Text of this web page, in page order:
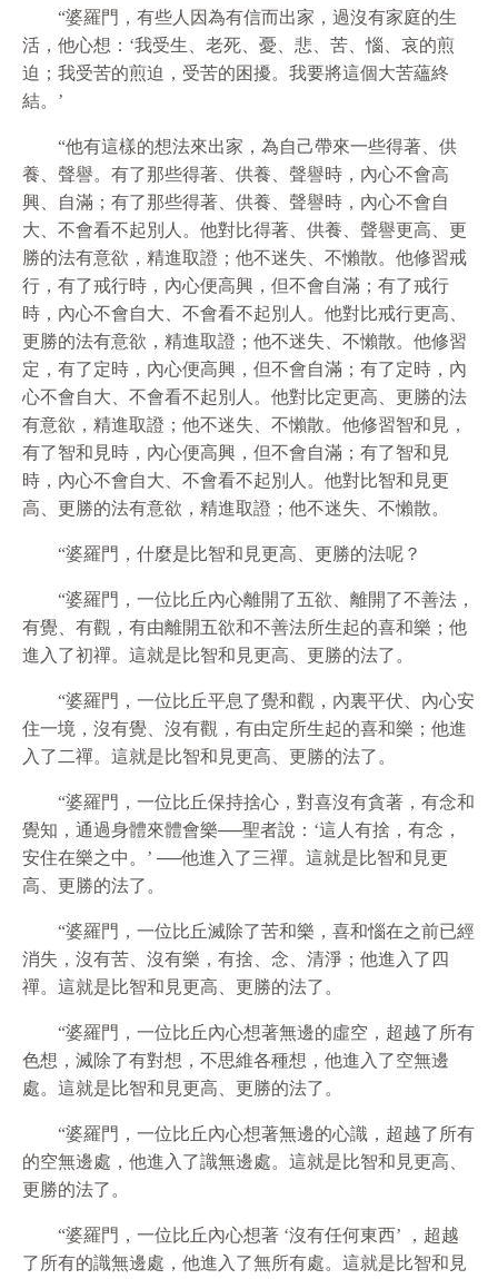
“婆羅門，有些人因為有信而出家，過沒有家庭的生
活，他心想：‘我受生、老死、憂、悲、苦、惱、哀的煎
迫；我受苦的煎迫，受苦的困擾。我要將這個大苦蘊終
結。’
“他有這樣的想法來出家，為自己帶來一些得著、供
養、聲譽。有了那些得著、供養、聲譽時，內心不會高
興、自滿；有了那些得著、供養、聲譽時，內心不會自
大、不會看不起別人。他對比得著、供養、聲譽更高、更
勝的法有意欲 ，精進取證；他不迷失、不懶散。他修習戒
行，有了戒行時，內心便高興，但不會自滿；有了戒行
時，內心不會自大、不會看不起別人。他對比戒行更高、
更勝的法有意欲 ，精進取證；他不迷失、不懶散。他修習
定，有了定時，內心便高興，但不會自滿；有了定時，內
心不會自大、不會看不起別人。他對比定更高、更勝的法
有意欲 ，精進取證；他不迷失、不懶散。他修習智和見，
有了智和見時，內心便高興，但不會自滿；有了智和見
時，內心不會自大、不會看不起別人。他對比智和見更
高、更勝的法有意欲 ，精進取證；他不迷失、不懶散。
“婆羅門，什麼是比智和見更高、更勝的法呢？
“婆羅門，一位比丘內心離開了五欲 、離開了不善法，
有覺、有觀，有由離開五欲和不善法所生起的喜和樂；他
進入了初禪。這就是比智和見更高、更勝的法了。
“婆羅門，一位比丘平息了覺和觀，內裏平伏、內心安
住一境，沒有覺、沒有觀，有由定所生起的喜和樂；他進
入了二禪。這就是比智和見更高、更勝的法了。
“婆羅門，一位比丘保持捨心，對喜沒有貪著，有念和
覺知，通過身體來體會樂──聖者說：‘這人有捨，有念，
安住在樂之中。’ ──他進入了三禪。這就是比智和見更
高、更勝的法了。
“婆羅門，一位比丘滅除了苦和樂，喜和惱在之前已經
消失，沒有苦、沒有樂，有捨、念、清淨；他進入了四
禪。這就是比智和見更高、更勝的法了。
“婆羅門，一位比丘內心想著無邊的虛空，超越了所有
色想，滅除了有對想，不思維各種想，他進入了空無邊
處。這就是比智和見更高、更勝的法了。
“婆羅門，一位比丘內心想著無邊的心識，超越了所有
的空無邊處，他進入了識無邊處。這就是比智和見更高、
更勝的法了。
“婆羅門，一位比丘內心想著 ‘沒有任何東西’ ，超越
了所有的識無邊處，他進入了無所有處。這就是比智和見